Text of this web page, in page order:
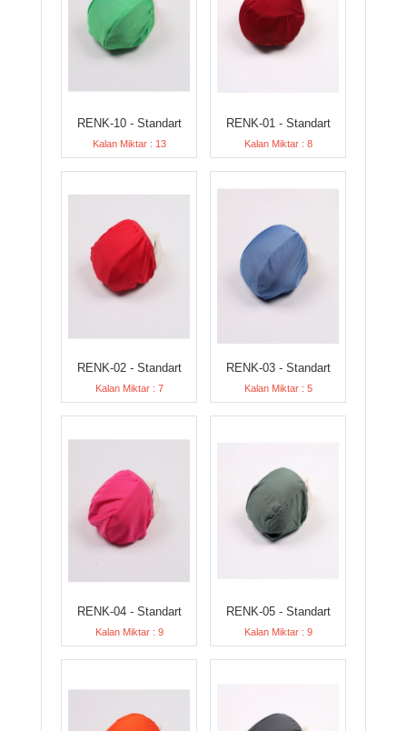
RENK-10 - Standart
Kalan Miktar : 13
RENK-01 - Standart
Kalan Miktar : 8
RENK-02 - Standart
Kalan Miktar : 7
RENK-03 - Standart
Kalan Miktar : 5
RENK-04 - Standart
Kalan Miktar : 9
RENK-05 - Standart
Kalan Miktar : 9